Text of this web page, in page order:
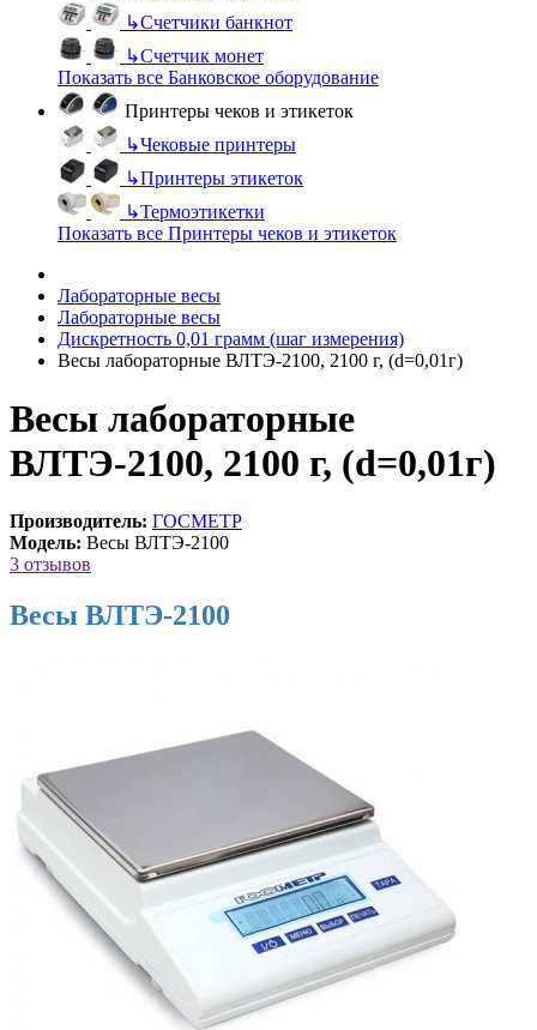
↳Счетчики банкнот
↳Счетчик монет
Показать все Банковское оборудование
Принтеры чеков и этикеток
↳Чековые принтеры
↳Принтеры этикеток
↳Термоэтикетки
Показать все Принтеры чеков и этикеток
Лабораторные весы
Лабораторные весы
Дискретность 0,01 грамм (шаг измерения)
Весы лабораторные ВЛТЭ-2100, 2100 г, (d=0,01г)
Весы лабораторные
ВЛТЭ-2100, 2100 г, (d=0,01г)
Производитель: ГОСМЕТР
Модель: Весы ВЛТЭ-2100
3 отзывов
Весы ВЛТЭ-2100